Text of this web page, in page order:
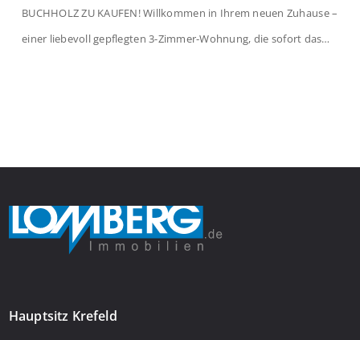
BUCHHOLZ ZU KAUFEN! Willkommen in Ihrem neuen Zuhause –
einer liebevoll gepflegten 3-Zimmer-Wohnung, die sofort das
Hauptsitz Krefeld